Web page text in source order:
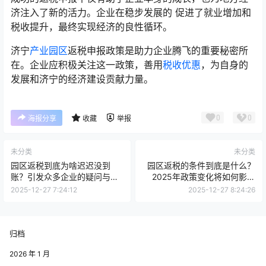
济注入了新的活力。企业在稳步发展的 促进了就业增加和
税收提升，最终实现经济的良性循环。
济宁产业园区返税申报政策是助力企业腾飞的重要秘密所
在。企业应积极关注这一政策，善用税收优惠，为自身的
发展和济宁的经济建设贡献力量。
海报分享 收藏 举报 0 0
未分类
园区返税到底为啥迟迟没到
账？引发众多企业的疑问与关
注！
2025-12-27 7:24:12
未分类
园区返税的条件到底是什么？
2025年政策变化将如何影响
你？
2025-12-27 8:24:26
归档
2026 年 1 月